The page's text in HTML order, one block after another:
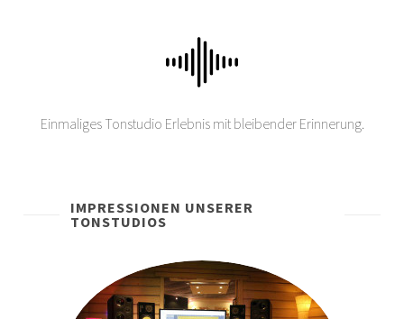
Einmaliges Tonstudio Erlebnis mit bleibender Erinnerung.
IMPRESSIONEN UNSERER
TONSTUDIOS